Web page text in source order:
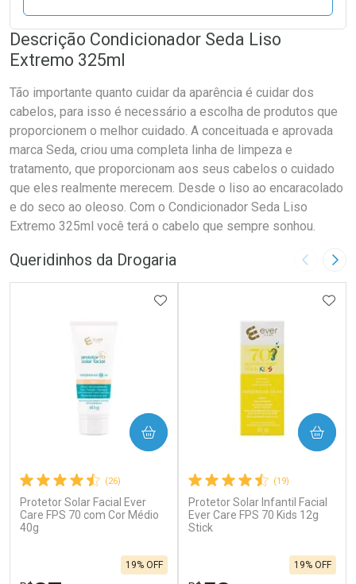
Descrição Condicionador Seda Liso
Extremo 325ml
Tão importante quanto cuidar da aparência é cuidar dos
cabelos, para isso é necessário a escolha de produtos que
proporcionem o melhor cuidado. A conceituada e aprovada
marca Seda, criou uma completa linha de limpeza e
tratamento, que proporcionam aos seus cabelos o cuidado
que eles realmente merecem. Desde o liso ao encaracolado
e do seco ao oleoso. Com o Condicionador Seda Liso
Extremo 325ml você terá o cabelo que sempre sonhou.
Queridinhos da Drogaria Imagem
(26)
Protetor Solar Facial Ever
Care FPS 70 com Cor Médio
40g
19% OFF
ADICIONAR AOS FAVORITOS
COMPRAR
(19)
Protetor Solar Infantil Facial
Ever Care FPS 70 Kids 12g
Stick
19% OFF
COMPRAR